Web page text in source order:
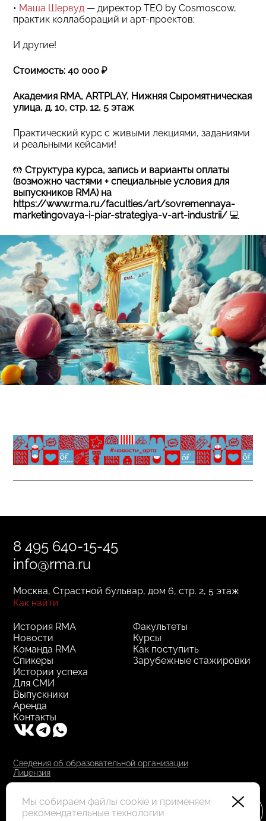
• Маша Шервуд — директор TEO by Cosmoscow,
практик коллабораций и арт-проектов;
И другие!
Стоимость: 40 000 ₽
Академия RMA, ARTPLAY, Нижняя Сыромятническая
улица, д. 10, стр. 12, 5 этаж
Практический курс с живыми лекциями, заданиями
и реальными кейсами!
🤲 Структура курса, запись и варианты оплаты
(возможно частями + специальные условия для
выпускников RMA) на
https://www.rma.ru/faculties/art/sovremennaya-
marketingovaya-i-piar-strategiya-v-art-industrii/ 💻
8 495 640-15-45
info@rma.ru
Москва, Страстной бульвар, дом 6, стр. 2, 5 этаж
Как найти
Факультеты
Курсы
Как поступить
Зарубежные стажировки
История RMA
Новости
Команда RMA
Спикеры
Истории успеха
Для СМИ
Выпускники
Аренда
Контакты
Сведения об образовательной организации
Лицензия
Все права защищены
Мы собираем файлы cookie и применяем
рекомендательные технологии